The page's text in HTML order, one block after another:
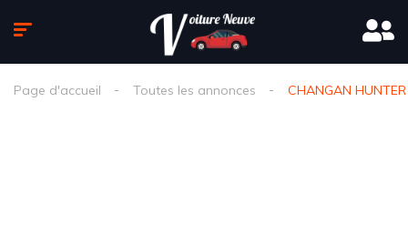
Page d'accueil Toutes les annonces CHANGAN